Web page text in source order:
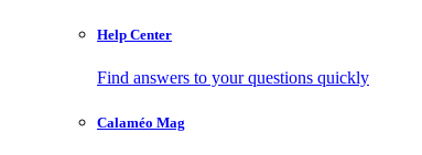
Help Center
Find answers to your questions quickly
Calaméo Mag